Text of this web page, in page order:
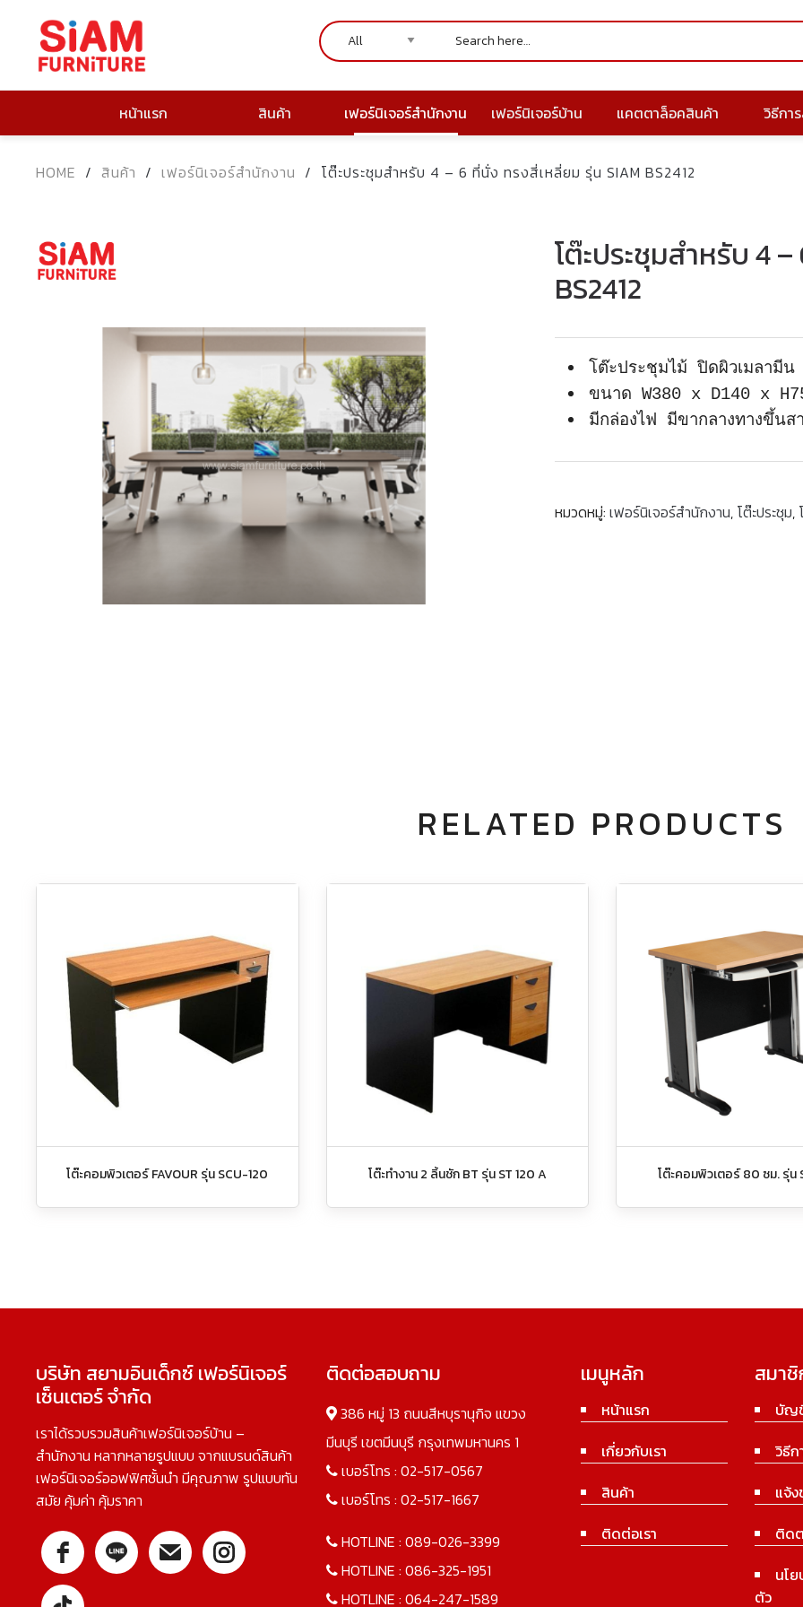
หน้าแรก สินค้า เฟอร์นิเจอร์สำนักงาน เฟอร์นิเจอร์บ้าน แคตตาล็อคสินค้า วิธีกา
HOME / สินค้า / เฟอร์นิเจอร์สำนักงาน / โต๊ะประชุมสำหรับ 4 – 6 ที่นั่ง ทรงสี่เหลี่ยม รุ่น SIAM BS2412
โต๊ะประชุมสำหรับ 4
BS2412
โต๊ะประชุมไม้ ปิดผิวเมลามีน
ขนาด W380 x D140 x
มีกล่องไฟ มีขากลางทางขึ้นส
หมวดหมู่:เฟอร์นิเจอร์สำนักงาน, โต๊ะประชุม,
RELATED PRODUCTS
โต๊ะคอมพิวเตอร์ FAVOUR รุ่น SCU-120 โต๊ะทำงาน 2 ลิ้นชัก BT รุ่น ST 120 A โต๊ะคอมพิวเตอร์ 80 ซม. รุ่น
บริษัท สยามอินเด็กซ์ เฟอร์นิเจอร์
เซ็นเตอร์ จำกัด
เราได้รวบรวมสินค้าเฟอร์นิเจอร์บ้าน –
สำนักงาน หลากหลายรูปแบบ จากแบรนด์สินค้า
เฟอร์นิเจอร์ออฟฟิศชั้นนำ มีคุณภาพ รูปแบบทัน
สมัย คุ้มค่า คุ้มราคา
ติดต่อสอบถาม
386 หมู่ 13 ถนนสีหบุรานุกิจ แขวง
มีนบุรี เขตมีนบุรี กรุงเทพมหานคร 1
เบอร์โทร : 02-517-0567
เบอร์โทร : 02-517-1667
HOTLINE : 089-026-3399
HOTLINE : 086-325-1951
HOTLINE : 064-247-1589
เมนูหลัก
หน้าแรก
เกี่ยวกับเรา
สินค้า
ติดต่อเรา
สมา
บัญ
วิธีก
แจ้ง
ติด
นโ
ตัว